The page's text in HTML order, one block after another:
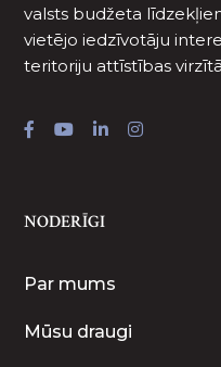
valsts budžeta
vietējo iedzīvotāju
teritoriju attīstības
NODERĪGI
Par mums
Mūsu draugi